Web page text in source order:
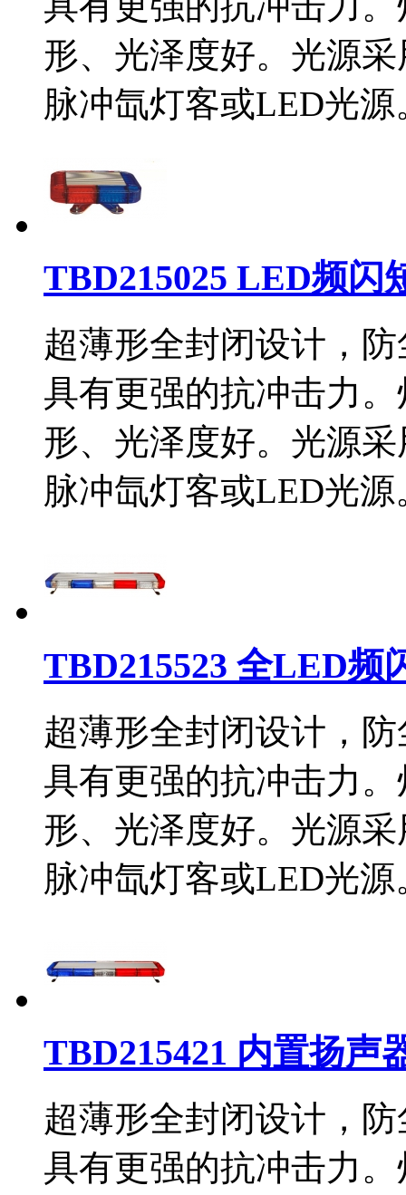
形、光泽度好。光源
脉冲氙灯客或LED光
TBD215025 LED频闪
超薄形全封闭设计，
具有更强的抗冲击力
形、光泽度好。光源
脉冲氙灯客或LED光
TBD215523 全LED频
超薄形全封闭设计，
具有更强的抗冲击力
形、光泽度好。光源
脉冲氙灯客或LED光
TBD215421 内置扬声
超薄形全封闭设计，
具有更强的抗冲击力